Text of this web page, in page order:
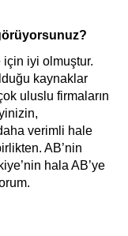
için iyi olmuştur.
kaynaklar
uluslu firmaların
verimli hale
AB’nin
hala AB’ye